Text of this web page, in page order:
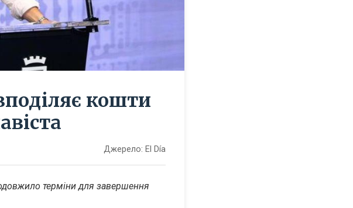
кошти
Джерело: El Día
терміни для завершення